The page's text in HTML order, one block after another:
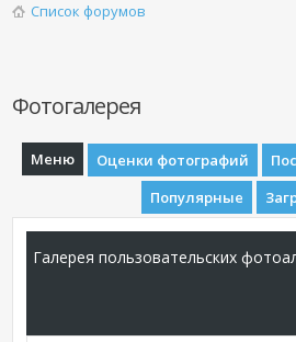
Список форумов
Фотогалерея
Меню Оценки фотографий
Популярные
Галерея пользовательских